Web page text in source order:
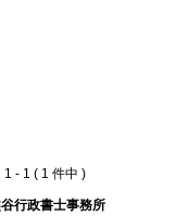
- 1 ( 1 件中 )
行政書士事務所